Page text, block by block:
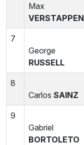
Max
VERSTAPPEN
7
George
RUSSELL
8
Carlos SAINZ
9
Gabriel
BORTOLETO